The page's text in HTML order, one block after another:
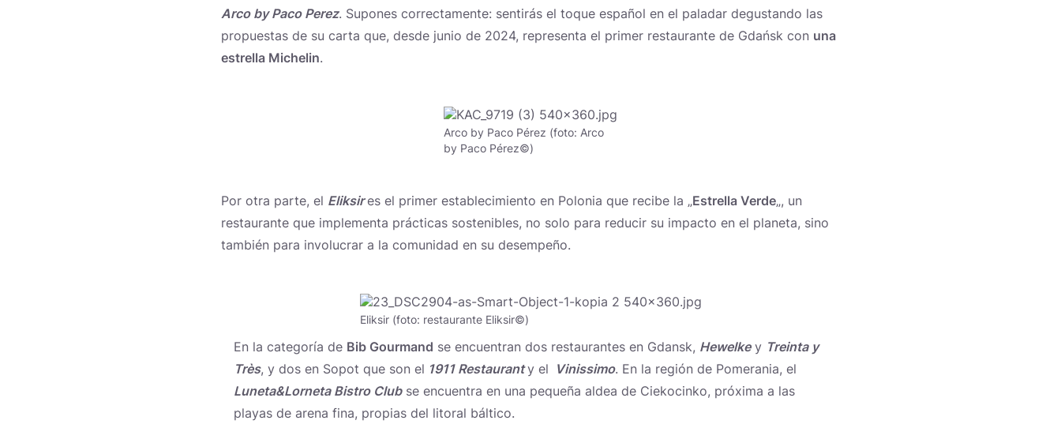
Arco by Paco Perez. Supones correctamente: sentirás el toque español en el paladar degustando las
propuestas de su carta que, desde junio de 2024, representa el primer restaurante de Gdańsk con una
estrella Michelin.
Arco by Paco Pérez (foto: Arco
by Paco Pérez©)
Por otra parte, el Eliksir es el primer establecimiento en Polonia que recibe la „Estrella Verde„, un
restaurante que implementa prácticas sostenibles, no solo para reducir su impacto en el planeta, sino
también para involucrar a la comunidad en su desempeño.
Eliksir (foto: restaurante Eliksir©)
En la categoría de Bib Gourmand se encuentran dos restaurantes en Gdansk, Hewelkey Treinta y
Très, y dos en Sopot que son el 1911 Restauranty el Vinissimo. En la región de Pomerania, el
Luneta&Lorneta Bistro Clubse encuentra en una pequeña aldea de Ciekocinko, próxima a las
playas de arena fina, propias del litoral báltico.